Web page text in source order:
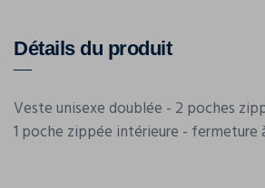
Détails du produit
Veste unisexe doublée - 2 poches
1 poche zippée intérieure - fermeture